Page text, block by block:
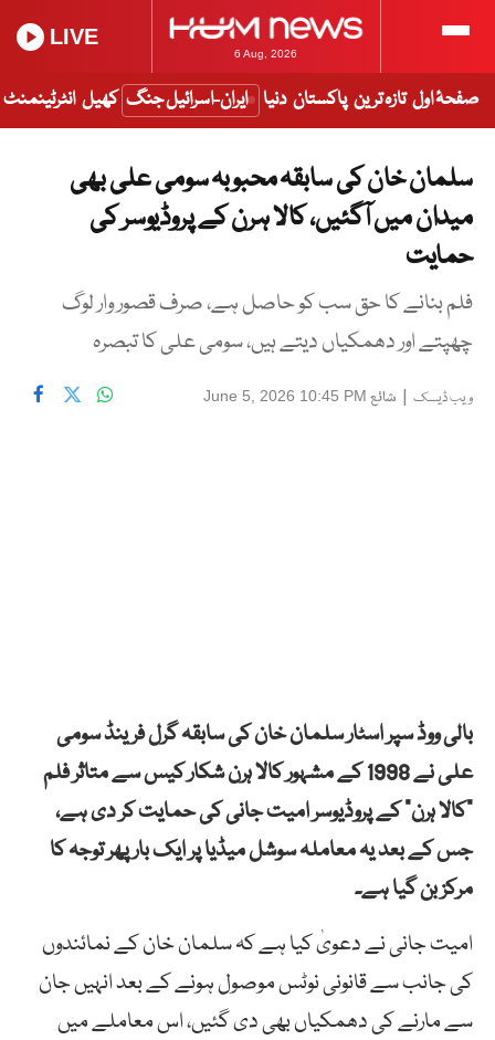
6 Aug, 2026
LIVE
صفحۂ اول تازہ ترین پاکستان دنیا ایران-اسرائیل جنگ کھیل انٹرٹینمنٹ
سلمان خان کی سابقہ محبوبہ سومی علی بھی
میدان میں آگئیں، کالا ہرن کے پروڈیوسر کی
حمایت
فلم بنانے کا حق سب کو حاصل ہے، صرف قصور وار لوگ
چھپتے اور دھمکیاں دیتے ہیں، سومی علی کا تبصرہ
ویب ڈیسک | شائع June 5, 2026 10:45 PM
بالی ووڈ سپر اسٹار سلمان خان کی سابقہ گرل فرینڈ سومی
علی نے 1998 کے مشہور کالا ہرن شکار کیس سے متاثر فلم
“کالا ہرن” کے پروڈیوسر امیت جانی کی حمایت کر دی ہے،
جس کے بعد یہ معاملہ سوشل میڈیا پر ایک بار پھر توجہ کا
مرکز بن گیا ہے۔
امیت جانی نے دعویٰ کیا ہے کہ سلمان خان کے نمائندوں
کی جانب سے قانونی نوٹس موصول ہونے کے بعد انہیں جان
سے مارنے کی دھمکیاں بھی دی گئیں، اس معاملے میں